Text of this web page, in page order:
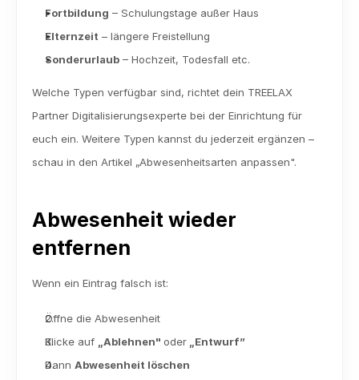
Fortbildung – Schulungstage außer Haus
Elternzeit – längere Freistellung
Sonderurlaub – Hochzeit, Todesfall etc.
Welche Typen verfügbar sind, richtet dein TREELAX
Partner Digitalisierungsexperte bei der Einrichtung für
euch ein. Weitere Typen kannst du jederzeit ergänzen –
schau in den Artikel „Abwesenheitsarten anpassen".
Abwesenheit wieder
entfernen
Wenn ein Eintrag falsch ist:
Öffne die Abwesenheit
Klicke auf
„Ablehnen" oder „Entwurf”
Dann Abwesenheit löschen